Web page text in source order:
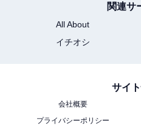
関連サ
All About
イチオシ
サイ
会社概要
プライバシーポリシー